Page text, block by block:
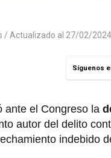
/ Actualizado al 27/02/2024
Síguenos
ante el Congreso la
autor del delito
indebido